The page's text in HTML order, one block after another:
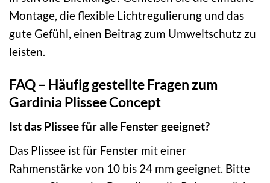
Montage, die flexible Lichtregulierung und das
gute Gefühl, einen Beitrag zum Umweltschutz zu
leisten.
FAQ – Häufig gestellte Fragen zum
Gardinia Plissee Concept
Ist das Plissee für alle Fenster geeignet?
Das Plissee ist für Fenster mit einer
Rahmenstärke von 10 bis 24 mm geeignet. Bitte